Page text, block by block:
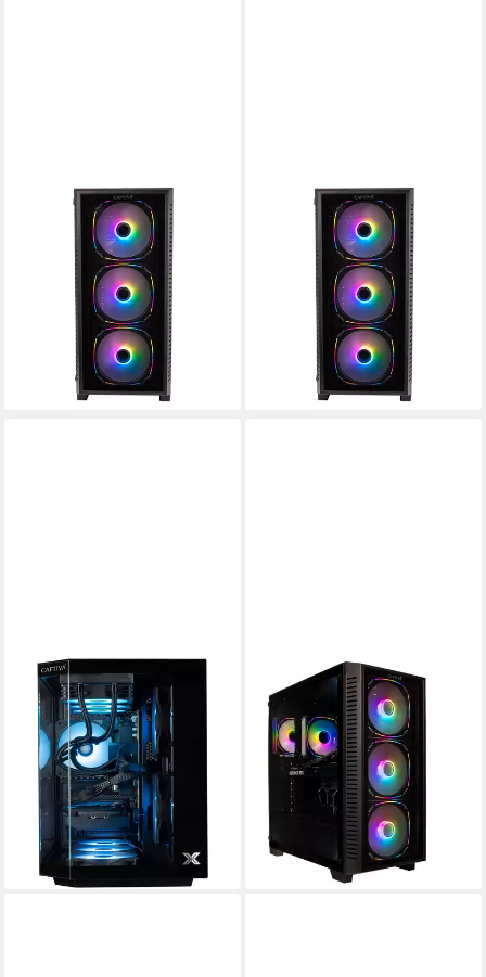
Advanced Gaming R95-200
Gaming-PC
AMD Ryzen 9
Prozessor
GeForce® RTX™ 5060 Ti 16 GB
32 GB DDR5 Arbeitsspeicher
2.319,80 € UVP2.799,00 €
mtl. in 48 Raten
in 3-4 Werktagen bei dir
Advanced Gaming I95-419
Gaming-PC
Intel® Core i9 Prozessor
GeForce® RTX™ 5060 Ti 16 GB
64 GB DDR4 Arbeitsspeicher
2.443,78 € UVP2.899,00 €
mtl. in 48 Raten
in 3-4 Werktagen bei dir
CAPTIVA
Highend Gaming R95-397
Gaming-PC
AMD Ryzen 7 Prozessor
GeForce® RTX™ 5070 12 GB
32 GB DDR5 Arbeitsspeicher
2.374,90 € UVP2.799,00 €
68,95 €mtl. in 48 Raten
-15%
in 3-4 Werktagen bei dir
CAPTIVA
Highend Gaming R88-904 PC
AMD Ryzen 9
Prozessor
GeForce® RTX™ 5080 16 GB
64 GB DDR5
Arbeitsspeicher
ab 3.596,79 € UVP4.099,00 €
104,42 €
mtl. in 48 Raten
in 3-4 Werktagen bei dir